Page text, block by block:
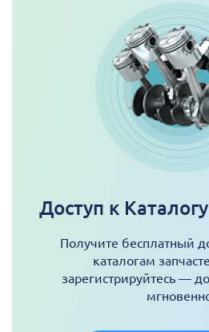
Доступ к
Получите бесплатный
каталогам
зарегистрируйтесь —